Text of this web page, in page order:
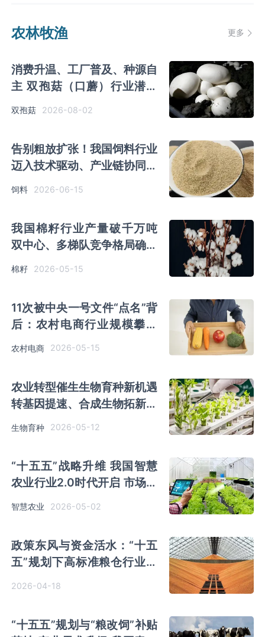
农林牧渔 更多
消费升温、工厂普及、种源自
主 双孢菇（口蘑）行业潜力
释放 龙头扩产催生一超多强
格局
双孢菇 2026-08-02
告别粗放扩张！我国饲料行业
迈入技术驱动、产业链协同高
质量转型期
饲料 2026-06-15
我国棉籽行业产量破千万吨
双中心、多梯队竞争格局确立
贸易结构转向双向流通
棉籽 2026-05-15
11次被中央一号文件“点名”背
后：农村电商行业规模攀升
农村电商 2026-05-15
农业转型催生生物育种新机遇
转基因提速、合成生物拓新局
生物育种 2026-05-12
“十五五”战略升维 我国智慧
农业行业2.0时代开启 市场迈
入规模化落地新阶段
智慧农业 2026-05-02
政策东风与资金活水：“十五
五”规划下高标准粮仓行业机
2026-04-18
“十五五”规划与“粮改饲”补贴